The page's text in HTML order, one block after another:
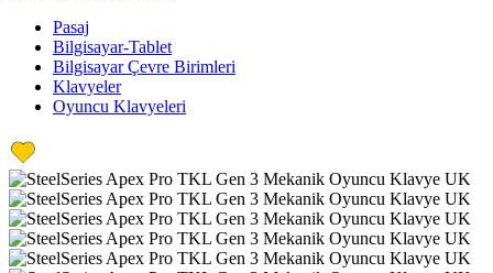
Pasaj
Bilgisayar-Tablet
Bilgisayar Çevre Birimleri
Klavyeler
Oyuncu Klavyeleri